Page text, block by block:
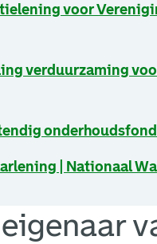
voor
verduurzaming
externe pagina in
externe pagina in
| Nationaal
externe pagina in